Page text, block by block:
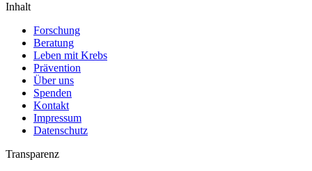
Inhalt
Forschung
Beratung
Leben mit Krebs
Prävention
Über uns
Spenden
Kontakt
Impressum
Datenschutz
Transparenz